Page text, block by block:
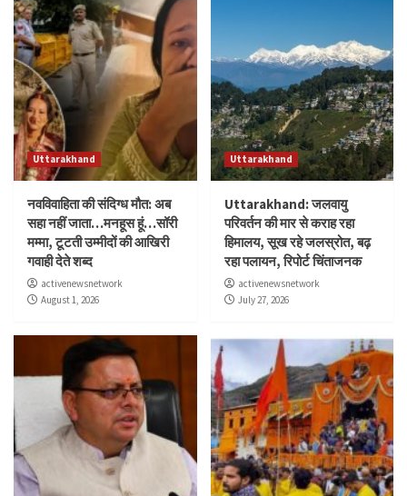
Uttarakhand
नवविवाहिता की संदिग्ध मौत: अब
सहा नहीं जाता…मनहूस हूं…सॉरी
मम्मा, टूटती उम्मीदों की आखिरी
गवाही देते शब्द
activenewsnetwork
August 1, 2026
Uttarakhand
Uttarakhand: जलवायु
परिवर्तन की मार से कराह रहा
हिमालय, सूख रहे जलस्रोत, बढ़
रहा पलायन, रिपोर्ट चिंताजनक
activenewsnetwork
July 27, 2026